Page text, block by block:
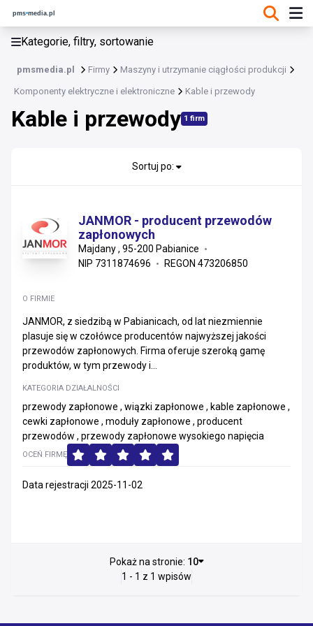
Kategorie, filtry, sortowanie
pmsmedia.pl Firmy Maszyny i utrzymanie ciągłości produkcji
Komponenty elektryczne i elektroniczne Kable i przewody
Kable i przewody 1 firm
Komponenty elektryczne i elektroniczne
Czujniki i sygnalizatory
Sortuj po:
JANMOR - producent przewodów
zapłonowych
Majdany , 95-200 Pabianice
NIP 7311874696
REGON 473206850
O FIRMIE
JANMOR, z siedzibą w Pabianicach, od lat niezmiennie
plasuje się w czołówce producentów najwyższej jakości
przewodów zapłonowych. Firma oferuje szeroką gamę
produktów, w tym przewody i...
KATEGORIA DZIAŁALNOŚCI
przewody zapłonowe , wiązki zapłonowe , kable zapłonowe ,
cewki zapłonowe , moduły zapłonowe , producent
przewodów , przewody zapłonowe wysokiego napięcia
OCEŃ FIRMĘ
Data rejestracji 2025-11-02
Pokaż na stronie: 10
1 - 1 z 1 wpisów